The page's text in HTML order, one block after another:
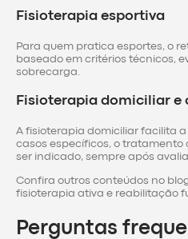
Fisioterapia esportiva
Para quem pratica esportes, o
baseado em critérios técnicos,
sobrecarga.
Fisioterapia domiciliar e
A fisioterapia domiciliar facilita
casos específicos, o tratamento
ser indicado, sempre após
Confira outros conteúdos no
fisioterapia ativa e reabilitação
Perguntas